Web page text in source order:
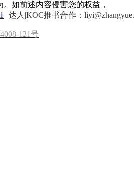
如前述内容侵害您的权益，
达人|KOC推书合作：
121号